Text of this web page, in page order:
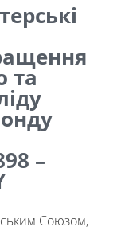
та
–
Союзом,